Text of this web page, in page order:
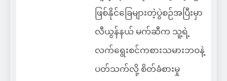
ဖြစ်နိုင်ခြေများတဲ့ပွဲစဉ်အပြီးမှာ
လီယွန်နယ် မက်ဆီက သူ့ရဲ့
လက်ရွေးစင်ကစားသမားဘဝနဲ့
ပတ်သက်လို့ စိတ်ခံစားမှု